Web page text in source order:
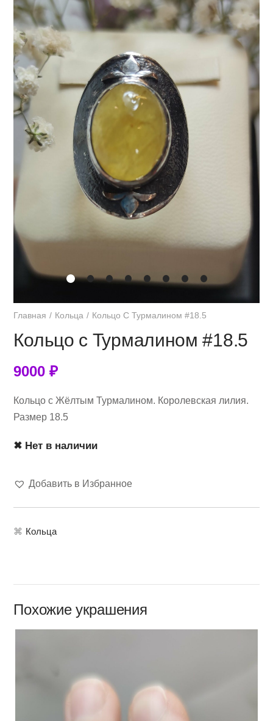
Главная Кольца Кольцо С Турмалином #18.5
Кольцо с Турмалином #18.5
9000₽
Кольцо с Жёлтым Турмалином. Королевская лилия.
Размер 18.5
✖ Нет в наличии
Добавить в Избранное
⌘ Кольца
Похожие украшения